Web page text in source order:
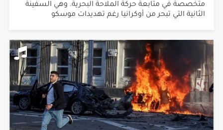
متخصصة في متابعة حركة الملاحة البحرية. وهي السفينة
الثانية التي تبحر من أوكرانيا رغم تهديدات موسكو